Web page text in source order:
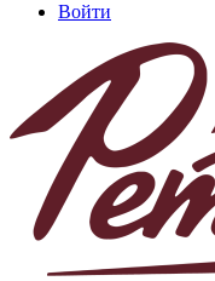
учётной
записи
пользователя
Войти